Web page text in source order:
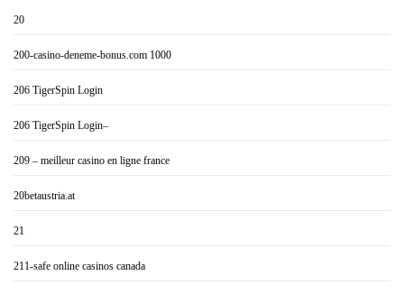
20
200-casino-deneme-bonus.com 1000
206 TigerSpin Login
206 TigerSpin Login–
209 – meilleur casino en ligne france
20betaustria.at
21
211-safe online casinos canada